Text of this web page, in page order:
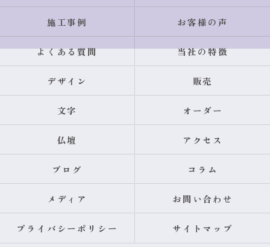
施工事例 お客様の声
よくある質問 当社の特徴
デザイン 販売
文字 オーダー
仏壇 アクセス
ブログ コラム
メディア お問い合わせ
プライバシーポリシー サイトマップ